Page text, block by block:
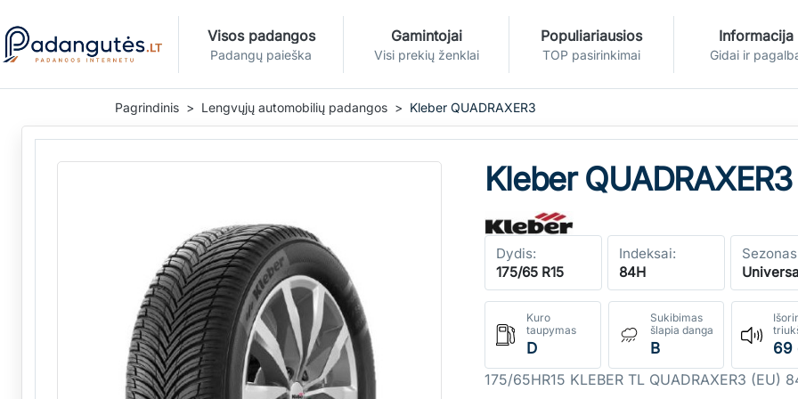
Visos padangos
Padangų paieška
Gamintojai
Visi prekių ženklai
Populiariausios
TOP pasirinkimai
Informacija
Gidai ir
Pagrindinis Lengvųjų automobilių padangos Kleber QUADRAXER3
Kleber QUADRAXER3
Dydis:
175/65 R15
Indeksai:
84H
Kuro
taupymas
D
Sukibimas
šlapia danga
B
69
175/65HR15 KLEBER TL QUADRAXER3 (EU)